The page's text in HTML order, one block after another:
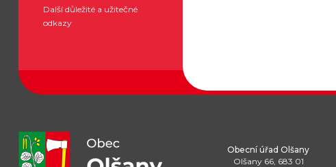
Další důležité a užitečné
odkazy
Obecní úřad Olšany
Olšany 66, 683 01